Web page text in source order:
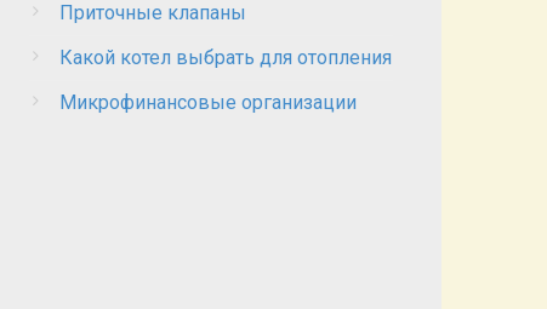
Приточные клапаны
Какой котел выбрать для отопления
Микрофинансовые организации